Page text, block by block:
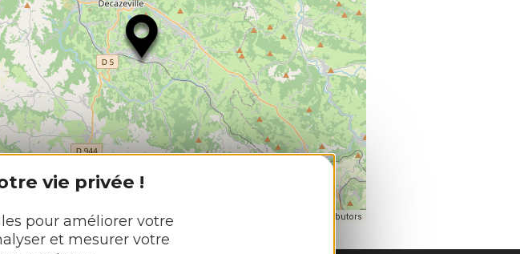
vie privée !
pour améliorer votre
et mesurer votre
Leaflet OpenStreetMap contributors